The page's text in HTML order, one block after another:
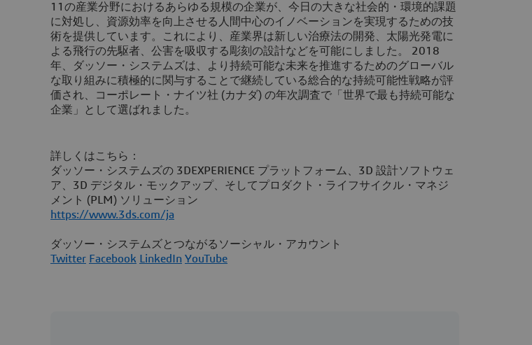
11の産業分野におけるあらゆる規模の企業が、今日の大きな社会的・環境的課題
に対処し、資源効率を向上させる人間中心のイノベーションを実現するための技
術を提供しています。これにより、産業界は新しい治療法の開発、太陽光発電に
よる飛行の先駆者、公害を吸収する彫刻の設計などを可能にしました。 2018
年、ダッソー・システムズは、より持続可能な未来を推進するためのグローバル
な取り組みに積極的に関与することで継続している総合的な持続可能性戦略が評
価され、コーポレート・ナイツ社 (カナダ) の年次調査で「世界で最も持続可能な
企業」として選ばれました。
詳しくはこちら：
ダッソー・システムズの 3DEXPERIENCE プラットフォーム、3D 設計ソフトウェ
ア、3D デジタル・モックアップ、そしてプロダクト・ライフサイクル・マネジ
メント (PLM) ソリューション
https://www.3ds.com/ja
ダッソー・システムズとつながるソーシャル・アカウント
Twitter Facebook LinkedIn YouTube